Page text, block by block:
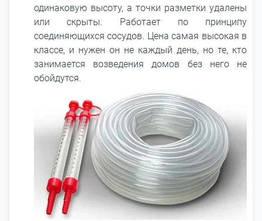
одинаковую высоту, а точки разметки удалены
или скрыты. Работает по принципу
соединяющихся сосудов. Цена самая высокая в
классе, и нужен он не каждый день, но те, кто
занимается возведения домов без него не
обойдутся.